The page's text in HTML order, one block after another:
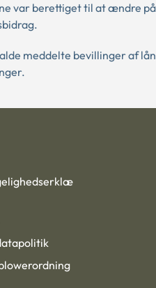
var berettiget til at ændre
meddelte bevillinger af